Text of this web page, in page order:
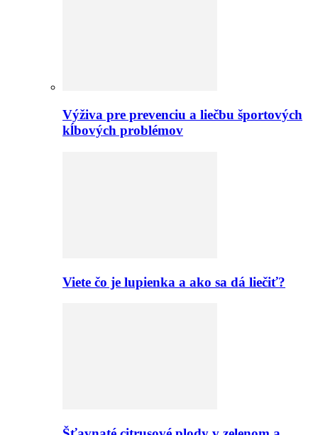
Výživa pre prevenciu a liečbu športových
kĺbových problémov
Viete čo je lupienka a ako sa dá liečiť?